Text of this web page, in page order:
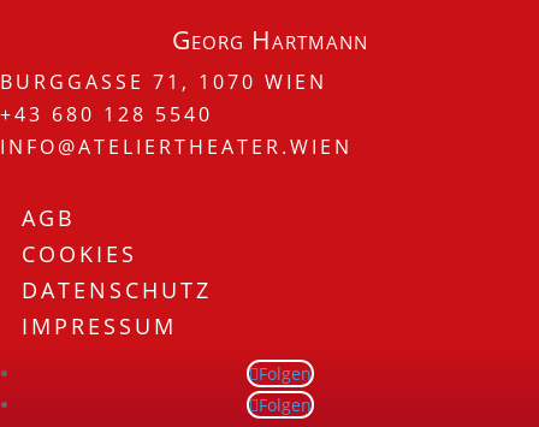
Georg Hartmann
BURGGASSE 71, 1070 WIEN
+43 680 128 5540
INFO@ATELIERTHEATER.WIEN
AGB
COOKIES
DATENSCHUTZ
IMPRESSUM
Folgen
Folgen